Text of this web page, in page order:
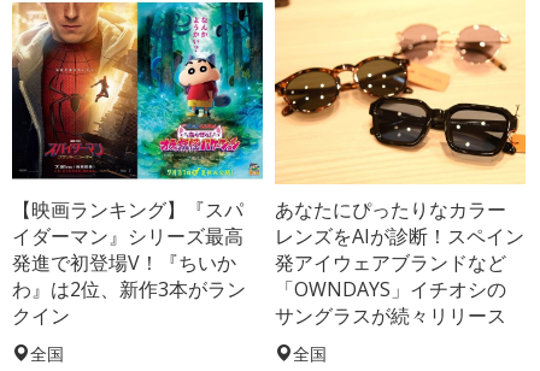
【映画ランキング】『スパ
イダーマン』シリーズ最高
発進で初登場V！『ちいか
わ』は2位、新作3本がラン
クイン
全国
あなたにぴったりなカラー
レンズをAIが診断！スペイン
発アイウェアブランドなど
「OWNDAYS」イチオシの
サングラスが続々リリース
全国